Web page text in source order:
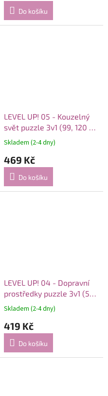
Do košíku
LEVEL UP! 05 - Kouzelný
svět puzzle 3v1 (99, 120 a
140 dílků)
Skladem (2-4 dny)
469 Kč
Do košíku
LEVEL UP! 04 - Dopravní
prostředky puzzle 3v1 (54,
70 a 88 dílků)
Skladem (2-4 dny)
419 Kč
Do košíku